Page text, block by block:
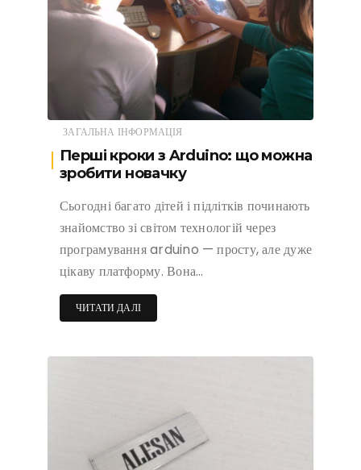
ЗАГАЛЬНА ІНФОРМАЦІЯ
Перші кроки з Arduino: що можна
зробити новачку
Сьогодні багато дітей і підлітків починають
знайомство зі світом технологій через
програмування arduino — просту, але дуже
цікаву платформу. Вона…
ЧИТАТИ ДАЛІ